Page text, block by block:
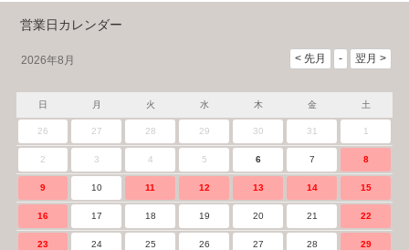
営業日カレンダー
2026年8月
日 月 火 水 木 金 土
26 27 28 29 30 31 1
2 3 4 5 6 7 8
9 10 11 12 13 14 15
16 17 18 19 20 21 22
23 24 25 26 27 28 29